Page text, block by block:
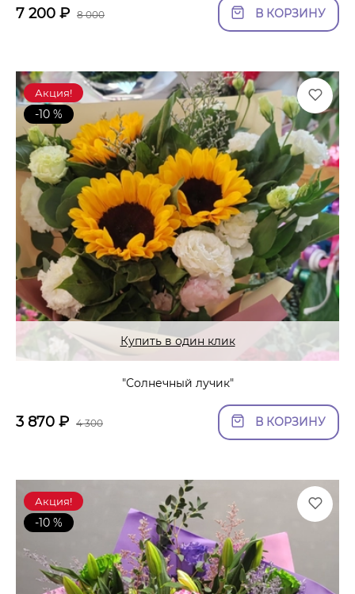
7 200 ₽ 8 000 В КОРЗИНУ
Акция!
-10 %
Купить в один клик
"Солнечный лучик"
3 870 ₽ 4 300 В КОРЗИНУ
Акция!
-10 %